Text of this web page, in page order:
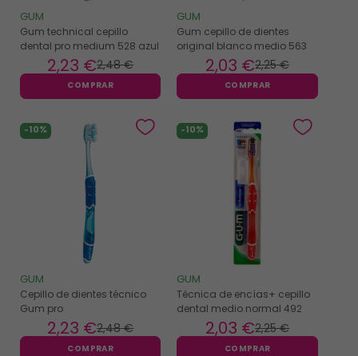
GUM
Gum technical cepillo
dental pro medium 528 azul
2,48 €
2,23 €
COMPRAR
GUM
Gum cepillo de dientes
original blanco medio 563
2,25 €
2,03 €
COMPRAR
-10%
GUM
Cepillo de dientes técnico
Gum pro
2,48 €
2,23 €
COMPRAR
-10%
GUM
Técnica de encías+ cepillo
dental medio normal 492
2,25 €
2,03 €
COMPRAR